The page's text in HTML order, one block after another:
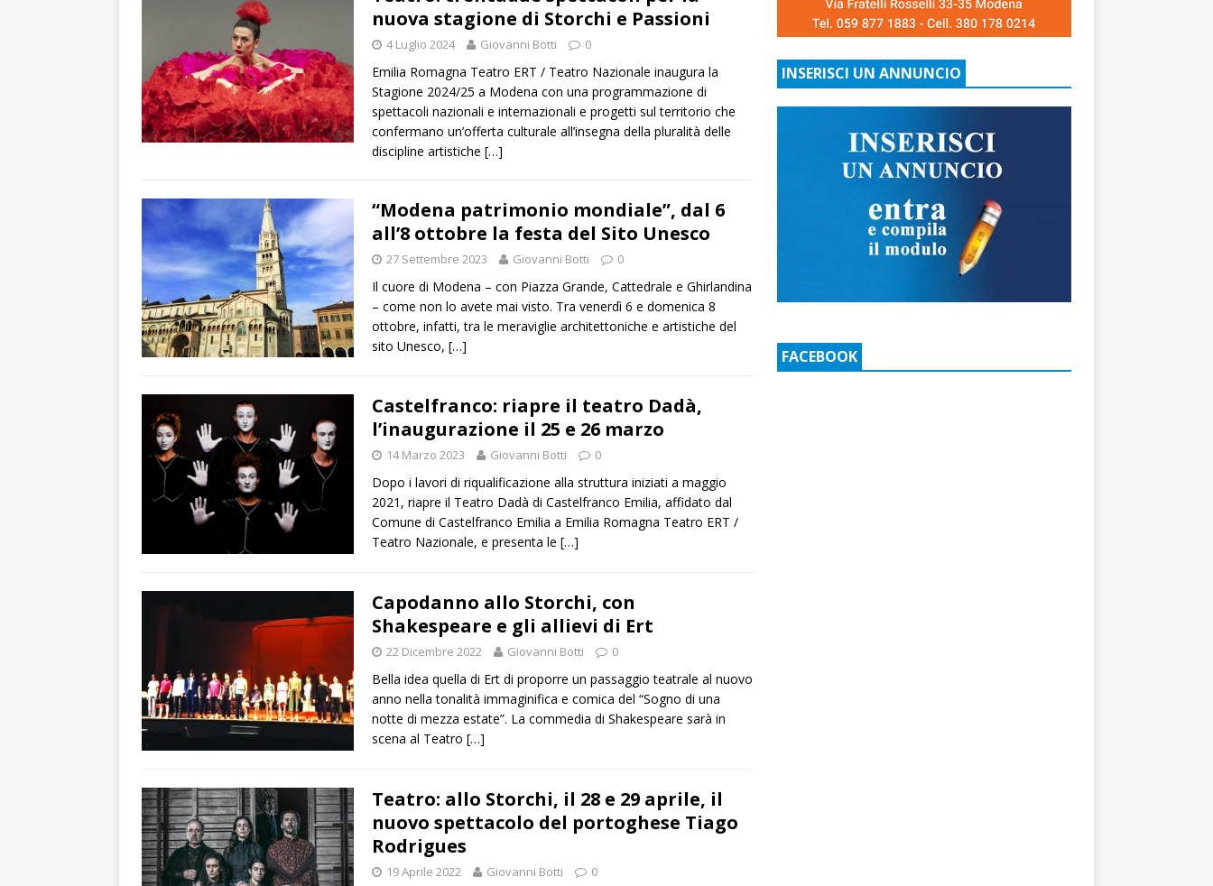
nuova stagione di Storchi e Passioni
4 Luglio 2024 Giovanni Botti 0
Emilia Romagna Teatro ERT / Teatro Nazionale inaugura la
Stagione 2024/25 a Modena con una programmazione di
spettacoli nazionali e internazionali e progetti sul territorio che
confermano un’offerta culturale all’insegna della pluralità delle
discipline artistiche […]
“Modena patrimonio mondiale”, dal 6
all’8 ottobre la festa del Sito Unesco
27 Settembre 2023 Giovanni Botti 0
Il cuore di Modena – con Piazza Grande, Cattedrale e Ghirlandina
– come non lo avete mai visto. Tra venerdì 6 e domenica 8
ottobre, infatti, tra le meraviglie architettoniche e artistiche del
sito Unesco, […]
Castelfranco: riapre il teatro Dadà,
l’inaugurazione il 25 e 26 marzo
14 Marzo 2023 Giovanni Botti 0
Dopo i lavori di riqualificazione alla struttura iniziati a maggio
2021, riapre il Teatro Dadà di Castelfranco Emilia, affidato dal
Comune di Castelfranco Emilia a Emilia Romagna Teatro ERT /
Teatro Nazionale, e presenta le […]
Capodanno allo Storchi, con
Shakespeare e gli allievi di Ert
22 Dicembre 2022 Giovanni Botti 0
Bella idea quella di Ert di proporre un passaggio teatrale al nuovo
anno nella tonalità immaginifica e comica del “Sogno di una
notte di mezza estate”. La commedia di Shakespeare sarà in
scena al Teatro […]
Teatro: allo Storchi, il 28 e 29 aprile, il
nuovo spettacolo del portoghese Tiago
Rodrigues
19 Aprile 2022 Giovanni Botti 0
INSERISCI UN ANNUNCIO
FACEBOOK